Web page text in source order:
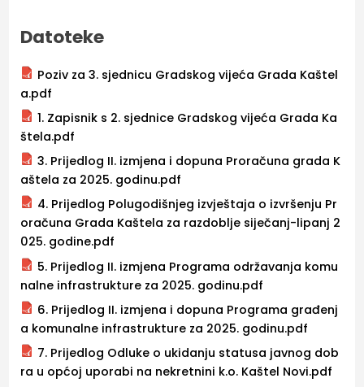
Datoteke
Poziv za 3. sjednicu Gradskog vijeća Grada Kaštel
a.pdf
1. Zapisnik s 2. sjednice Gradskog vijeća Grada Ka
štela.pdf
3. Prijedlog II. izmjena i dopuna Proračuna grada K
aštela za 2025. godinu.pdf
4. Prijedlog Polugodišnjeg izvještaja o izvršenju Pr
oračuna Grada Kaštela za razdoblje siječanj-lipanj 2
025. godine.pdf
5. Prijedlog II. izmjena Programa održavanja komu
nalne infrastrukture za 2025. godinu.pdf
6. Prijedlog II. izmjena i dopuna Programa građenj
a komunalne infrastrukture za 2025. godinu.pdf
7. Prijedlog Odluke o ukidanju statusa javnog dob
ra u općoj uporabi na nekretnini k.o. Kaštel Novi.pdf